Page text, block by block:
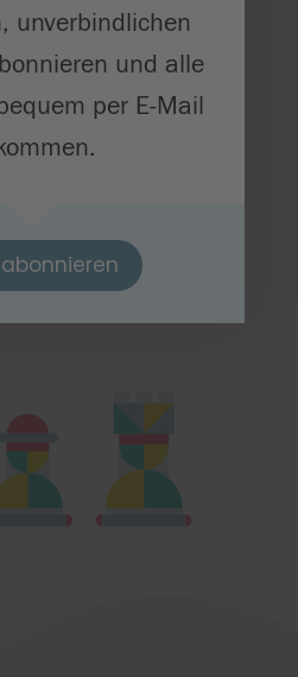
anmelden
folgen auf:
unverbindlichen
und alle
per E-Mail